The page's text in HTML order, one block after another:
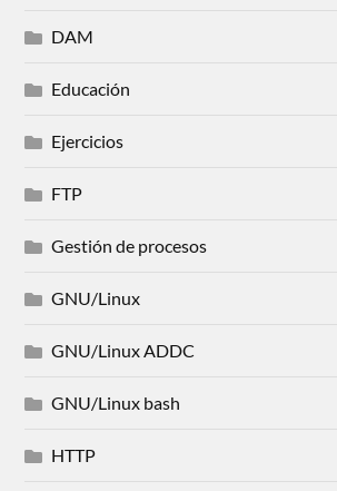
DAM
Educación
Ejercicios
FTP
Gestión de procesos
GNU/Linux
GNU/Linux ADDC
GNU/Linux bash
HTTP